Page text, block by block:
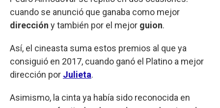
cuando se anunció que ganaba como mejor
dirección y también por el mejor guion.
Así, el cineasta suma estos premios al que ya
consiguió en 2017, cuando ganó el Platino a mejor
dirección por Julieta.
Asimismo, la cinta ya había sido reconocida en